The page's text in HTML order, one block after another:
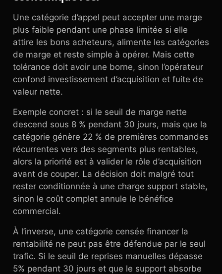
Une catégorie d’appel peut accepter une marge
plus faible pendant une phase limitée si elle
attire les bons acheteurs, alimente les catégories
de marge et reste simple à opérer. Mais cette
tolérance doit avoir une borne, sinon l’opérateur
confond investissement d’acquisition et fuite de
valeur nette.
Exemple concret : si le seuil de marge nette
descend sous 8 % pendant 30 jours, mais que la
catégorie génère 22 % de premières commandes
récurrentes vers des segments plus rentables,
alors la priorité est à valider le rôle d’acquisition
avant de couper. La décision doit malgré tout
rester conditionnée à une charge support stable,
sinon le coût complet annule le bénéfice
commercial.
À l’inverse, une catégorie censée financer la
rentabilité ne peut pas être défendue par le seul
trafic. Si le seuil de reprises manuelles dépasse
5% pendant 30 jours et que le support absorbe